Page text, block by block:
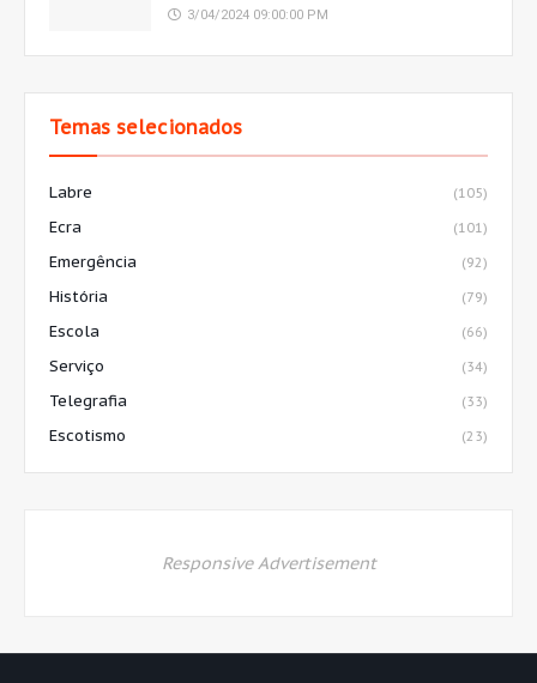
3/04/2024 09:00:00 PM
Temas selecionados
Labre (105)
Ecra (101)
Emergência (92)
História (79)
Escola (66)
Serviço (34)
Telegrafia (33)
Escotismo (23)
Responsive Advertisement